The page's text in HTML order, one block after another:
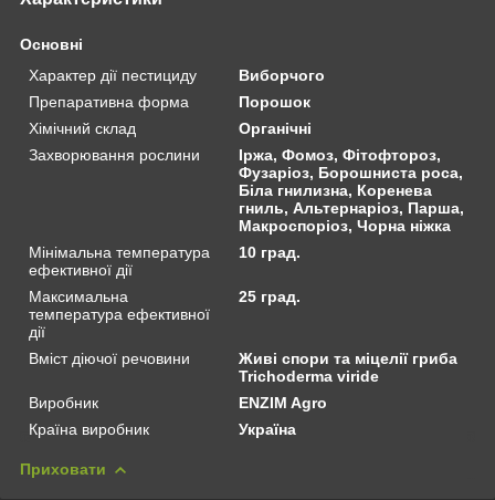
Основні
Характер дії пестициду
Виборчого
Препаративна форма
Порошок
Хімічний склад
Органічні
Захворювання рослини
Іржа, Фомоз, Фітофтороз,
Фузаріоз, Борошниста роса,
Біла гнилизна, Коренева
гниль, Альтернаріоз, Парша,
Макроспоріоз, Чорна ніжка
Мінімальна температура
ефективної дії
10 град.
Максимальна
температура ефективної
дії
25 град.
Вміст діючої речовини
Живі спори та міцелії гриба
Trichoderma viride
Виробник
ENZIM Agro
Країна виробник
Україна
Приховати